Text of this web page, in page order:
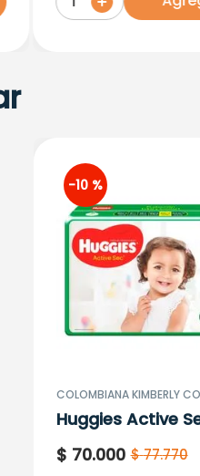
-10 %
COLOMBIANA KIMBERLY
Huggies Active
E.Xg4 X 50Ud. Kc
$ 70.000 $77.770